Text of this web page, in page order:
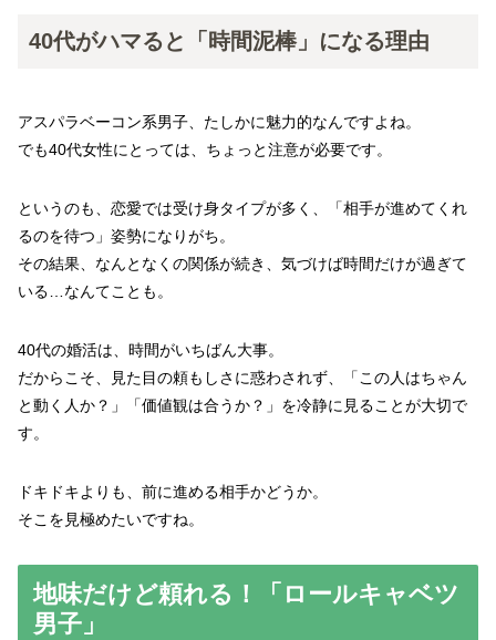
40代がハマると「時間泥棒」になる理由
アスパラベーコン系男子、たしかに魅力的なんですよね。
でも40代女性にとっては、ちょっと注意が必要です。
というのも、恋愛では受け身タイプが多く、「相手が進めてくれ
るのを待つ」姿勢になりがち。
その結果、なんとなくの関係が続き、気づけば時間だけが過ぎて
いる…なんてことも。
40代の婚活は、時間がいちばん大事。
だからこそ、見た目の頼もしさに惑わされず、「この人はちゃん
と動く人か？」「価値観は合うか？」を冷静に見ることが大切で
す。
ドキドキよりも、前に進める相手かどうか。
そこを見極めたいですね。
地味だけど頼れる！「ロールキャベツ
男子」